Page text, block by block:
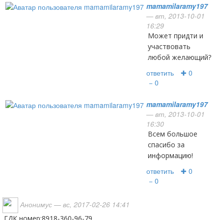
mamamilaramy197
— вт, 2013-10-01
16:29
может придти и
участвовать
любой желающий?
ответить
✚ 0
− 0
mamamilaramy197
— вт, 2013-10-01
16:30
Всем большое
спасибо за
информацию!
ответить
✚ 0
− 0
Анонимус — вс, 2017-02-26 14:41